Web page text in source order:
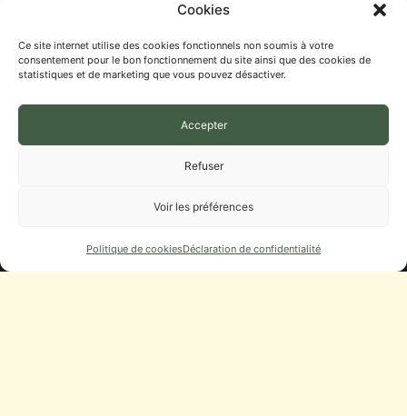
Cookies
Ce site internet utilise des cookies fonctionnels non soumis à votre
consentement pour le bon fonctionnement du site ainsi que des cookies de
statistiques et de marketing que vous pouvez désactiver.
Accepter
Refuser
Voir les préférences
Politique de cookiesDéclaration de confidentialité
LES ASSOCIATIONS
BIT ET AGENCE POSTALE
CONSEIL MUNICIPAL
DÉMARCHES